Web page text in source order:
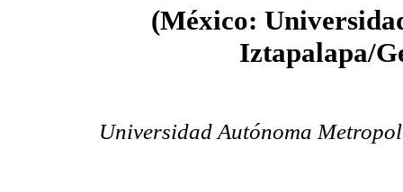
(México:
Iztapalapa/
Universidad Autónoma